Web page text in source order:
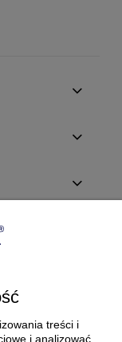
treści i
i analizować